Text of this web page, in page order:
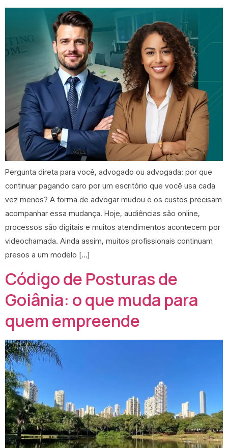
Pergunta direta para você, advogado ou advogada: por que
continuar pagando caro por um escritório que você usa cada
vez menos? A forma de advogar mudou e os custos precisam
acompanhar essa mudança. Hoje, audiências são online,
processos são digitais e muitos atendimentos acontecem por
videochamada. Ainda assim, muitos profissionais continuam
presos a um modelo […]
Código de Posturas de
Goiânia: o que muda para
quem empreende